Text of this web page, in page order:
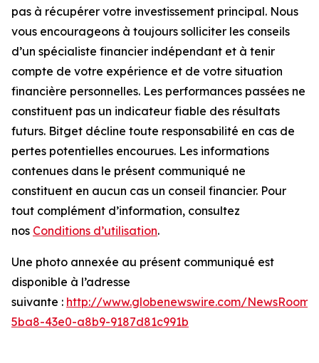
pas à récupérer votre investissement principal. Nous
vous encourageons à toujours solliciter les conseils
d’un spécialiste financier indépendant et à tenir
compte de votre expérience et de votre situation
financière personnelles. Les performances passées ne
constituent pas un indicateur fiable des résultats
futurs. Bitget décline toute responsabilité en cas de
pertes potentielles encourues. Les informations
contenues dans le présent communiqué ne
constituent en aucun cas un conseil financier. Pour
tout complément d’information, consultez
nos Conditions d’utilisation.
Une photo annexée au présent communiqué est
disponible à l’adresse
suivante : http://www.globenewswire.com/
5ba8-43e0-a8b9-9187d81c991b